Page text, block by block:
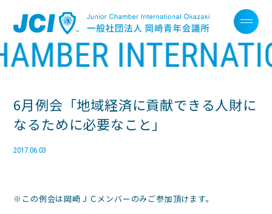
6月例会「地域経済に貢献できる人財に
なるために必要なこと」
2017.06.03
※この例会は岡崎ＪＣメンバーのみご参加頂けます。